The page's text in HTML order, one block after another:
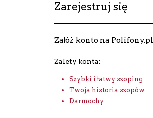
Zarejestruj się
Załóż konto na Polifony.pl
Zalety konta:
Szybki i łatwy szoping
Twoja historia szopów
Darmochy